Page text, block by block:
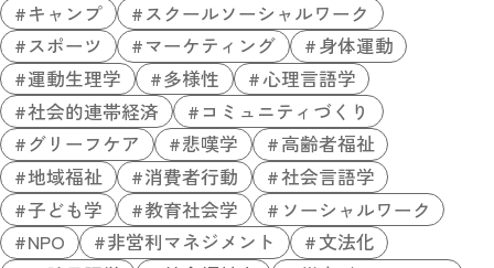
キャンプ
スクールソーシャルワーク
スポーツ
マーケティング
身体運動
運動生理学
多様性
心理言語学
社会的連帯経済
コミュニティづくり
グリーフケア
悲嘆学
高齢者福祉
地域福祉
消費者行動
社会言語学
子ども学
教育社会学
ソーシャルワーク
NPO
非営利マネジメント
文法化